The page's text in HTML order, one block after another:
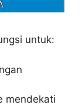
untuk:
mendekati